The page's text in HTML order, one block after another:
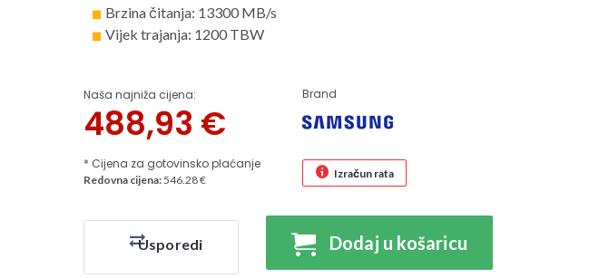
Brzina čitanja: 13300 MB/s
Vijek trajanja: 1200 TBW
Naša najniža cijena:
488,93 €
* Cijena za gotovinsko plaćanje
Brand
Redovna cijena:546.28 € Izračun rata
Usporedi Dodaj u košaricu